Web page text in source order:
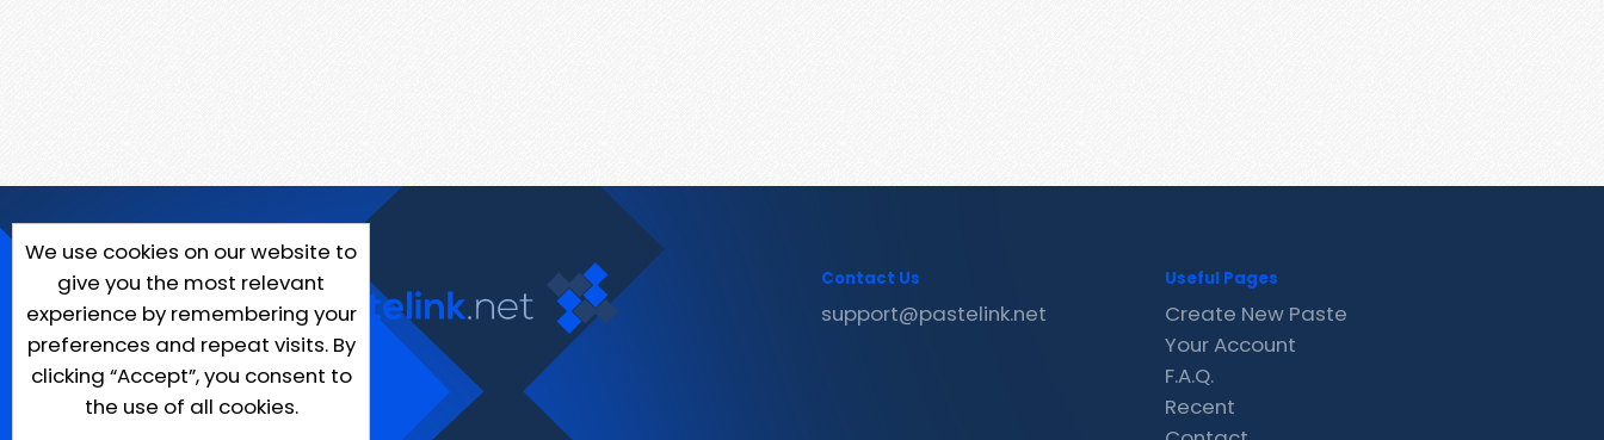
We use cookies on our website to
give you the most relevant
experience by remembering your
preferences and repeat visits. By
clicking “Accept”, you consent to
the use of all cookies.
Contact Us
support@pastelink.net
Useful Pages
Create New Paste
Your Account
F.A.Q.
Recent